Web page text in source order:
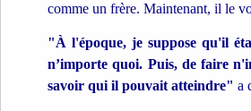
comme un frère. Maintenant, il le
"À l'époque, je suppose qu'il
n’importe quoi. Puis, de faire
savoir qui il pouvait atteindre" a